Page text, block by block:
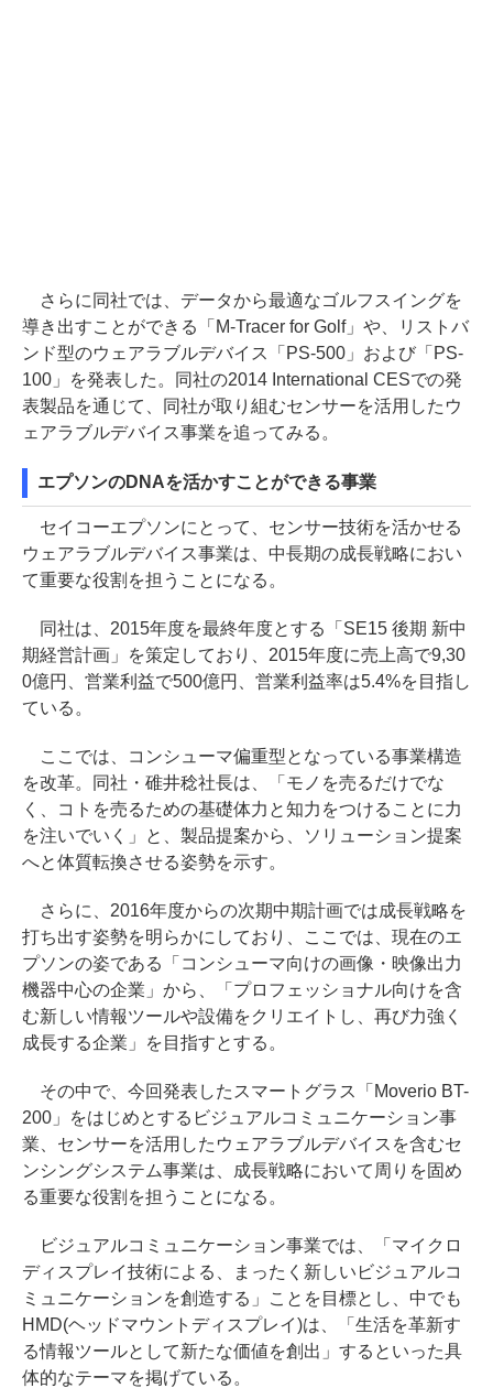
さらに同社では、データから最適なゴルフスイングを
導き出すことができる「M-Tracer for Golf」や、リストバ
ンド型のウェアラブルデバイス「PS-500」および「PS-
100」を発表した。同社の2014 International CESでの発
表製品を通じて、同社が取り組むセンサーを活用したウ
ェアラブルデバイス事業を追ってみる。
エプソンのDNAを活かすことができる事業
セイコーエプソンにとって、センサー技術を活かせる
ウェアラブルデバイス事業は、中長期の成長戦略におい
て重要な役割を担うことになる。
同社は、2015年度を最終年度とする「SE15 後期 新中
期経営計画」を策定しており、2015年度に売上高で9,30
0億円、営業利益で500億円、営業利益率は5.4%を目指し
ている。
ここでは、コンシューマ偏重型となっている事業構造
を改革。同社・碓井稔社長は、「モノを売るだけでな
く、コトを売るための基礎体力と知力をつけることに力
を注いでいく」と、製品提案から、ソリューション提案
へと体質転換させる姿勢を示す。
さらに、2016年度からの次期中期計画では成長戦略を
打ち出す姿勢を明らかにしており、ここでは、現在のエ
プソンの姿である「コンシューマ向けの画像・映像出力
機器中心の企業」から、「プロフェッショナル向けを含
む新しい情報ツールや設備をクリエイトし、再び力強く
成長する企業」を目指すとする。
その中で、今回発表したスマートグラス「Moverio BT-
200」をはじめとするビジュアルコミュニケーション事
業、センサーを活用したウェアラブルデバイスを含むセ
ンシングシステム事業は、成長戦略において周りを固め
る重要な役割を担うことになる。
ビジュアルコミュニケーション事業では、「マイクロ
ディスプレイ技術による、まったく新しいビジュアルコ
ミュニケーションを創造する」ことを目標とし、中でも
HMD(ヘッドマウントディスプレイ)は、「生活を革新す
る情報ツールとして新たな価値を創出」するといった具
体的なテーマを掲げている。